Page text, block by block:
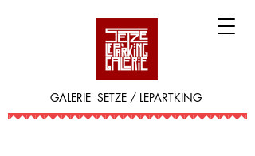
GALERIE SETZE / LEPARTKING